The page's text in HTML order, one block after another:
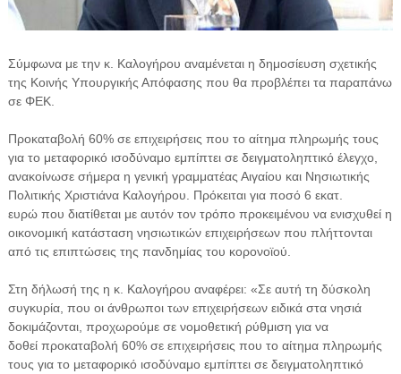
Σύμφωνα με την κ. Καλογήρου αναμένεται η δημοσίευση σχετικής
της Κοινής Υπουργικής Απόφασης που θα προβλέπει τα παραπάνω
σε ΦΕΚ.
Προκαταβολή 60% σε επιχειρήσεις που το αίτημα πληρωμής τους
για το μεταφορικό ισοδύναμο εμπίπτει σε δειγματοληπτικό έλεγχο,
ανακοίνωσε σήμερα η γενική γραμματέας Αιγαίου και Νησιωτικής
Πολιτικής Χριστιάνα Καλογήρου. Πρόκειται για ποσό 6 εκατ.
ευρώ που διατίθεται με αυτόν τον τρόπο προκειμένου να ενισχυθεί η
οικονομική κατάσταση νησιωτικών επιχειρήσεων που πλήττονται
από τις επιπτώσεις της πανδημίας του κορονοϊού.
Στη δήλωσή της η κ. Καλογήρου αναφέρει: «Σε αυτή τη δύσκολη
συγκυρία, που οι άνθρωποι των επιχειρήσεων ειδικά στα νησιά
δοκιμάζονται, προχωρούμε σε νομοθετική ρύθμιση για να
δοθεί προκαταβολή 60% σε επιχειρήσεις που το αίτημα πληρωμής
τους για το μεταφορικό ισοδύναμο εμπίπτει σε δειγματοληπτικό